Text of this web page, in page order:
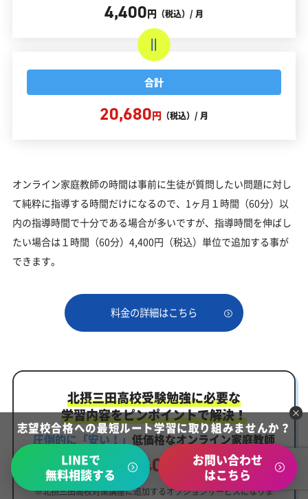
4,400円 （税込）/ 月
合計
20,680円 （税込）/ 月
オンライン家庭教師の時間は事前に生徒が質問したい問題に対し
て純粋に指導する時間だけになるので、1ヶ月１時間（60分）以
内の指導時間で十分である場合が多いですが、指導時間を伸ばし
たい場合は１時間（60分）4,400円（税込）単位で追加する事が
できます。
料金の詳細はこちら
北摂三田高校受験勉強に必要な
学習内容をピンポイントで解決！
圧倒的に「安い！」 低価格なオンライン家庭教師
1ヶ月 4,400 （税込）
※北摂三田高校対策講座に追加するオプションサービスになりま
志望校合格への最短ルート学習に取り組みませんか？
LINEで
無料相談する
お問い合わせ
はこちら